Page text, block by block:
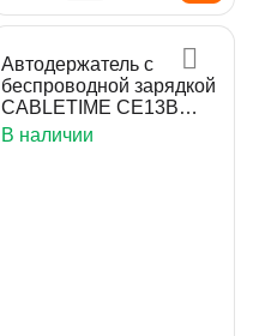
Автодержатель с
беспроводной зарядкой
CABLETIME CE13B
Black
В наличии